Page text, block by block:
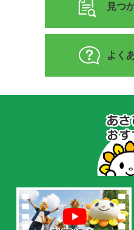
見つ
よく
の
お
す
め